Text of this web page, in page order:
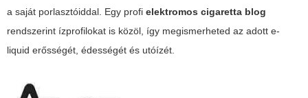
a saját porlasztóiddal. Egy profi elektromos cigaretta blog
rendszerint ízprofilokat is közöl, így megismerheted az adott e-
liquid erősségét, édességét és utóízét.